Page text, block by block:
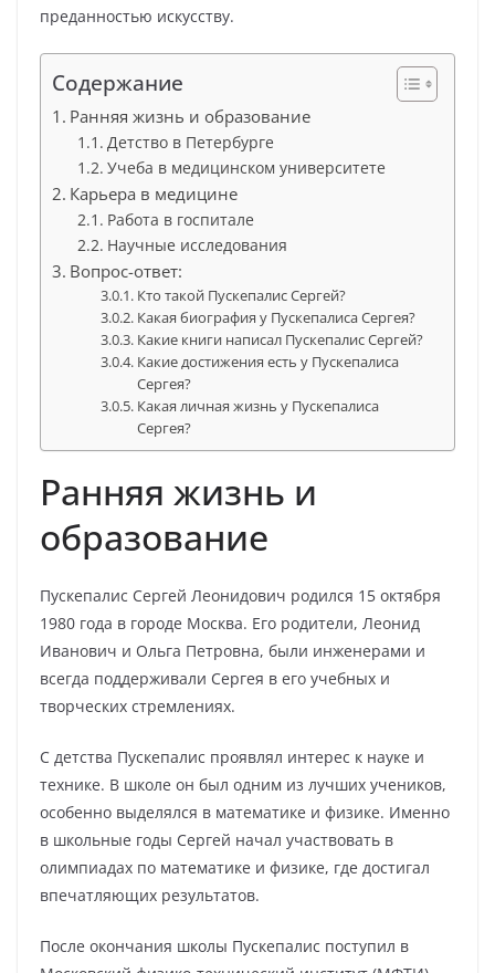
преданностью искусству.
Содержание
Ранняя жизнь и образование
Детство в Петербурге
Учеба в медицинском университете
Карьера в медицине
Работа в госпитале
Научные исследования
Вопрос-ответ:
Кто такой Пускепалис Сергей?
Какая биография у Пускепалиса Сергея?
Какие книги написал Пускепалис Сергей?
Какие достижения есть у Пускепалиса
Сергея?
Какая личная жизнь у Пускепалиса
Сергея?
Ранняя жизнь и
образование
Пускепалис Сергей Леонидович родился 15 октября
1980 года в городе Москва. Его родители, Леонид
Иванович и Ольга Петровна, были инженерами и
всегда поддерживали Сергея в его учебных и
творческих стремлениях.
С детства Пускепалис проявлял интерес к науке и
технике. В школе он был одним из лучших учеников,
особенно выделялся в математике и физике. Именно
в школьные годы Сергей начал участвовать в
олимпиадах по математике и физике, где достигал
впечатляющих результатов.
После окончания школы Пускепалис поступил в